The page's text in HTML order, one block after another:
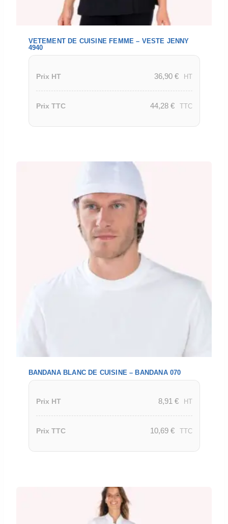
VETEMENT DE CUISINE FEMME – VESTE JENNY
4940
Prix HT 36,90 € HT
Prix TTC 44,28 € TTC
BANDANA BLANC DE CUISINE – BANDANA 070
Prix HT 8,91 € HT
Prix TTC 10,69 € TTC